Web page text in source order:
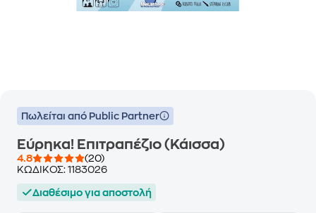
Πωλείται από Public Partner
Εύρηκα! Επιτραπέζιο (Κάισσα)
4.8
(20)
ΚΩΔΙΚΟΣ: 1183026
Διαθέσιμο για αποστολή